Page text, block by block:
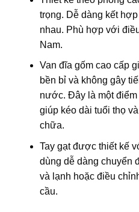
trọng. Dễ dàng kết
nhau. Phù hợp với
Nam.
Van đĩa gốm cao cấp
bền bỉ và không gây
nước. Đây là một
giúp kéo dài tuổi thọ
chữa.
Tay gạt được thiết kế
dùng dễ dàng chuyển
và lạnh hoặc điều
cầu.